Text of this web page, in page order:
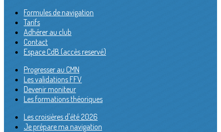
Formules de navigation
Tarifs
Adhérer au club
Contact
Espace CdB (accès reservé)
Progresser au CMN
Les validations FFV
Devenir moniteur
Les formations théoriques
Les croisières d'été 2026
Je prépare ma navigation